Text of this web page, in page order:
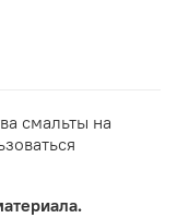
смальты на